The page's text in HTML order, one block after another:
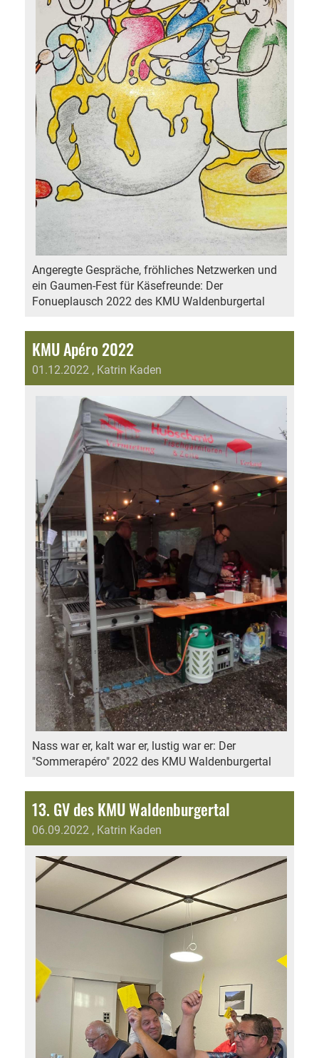
Angeregte Gespräche, fröhliches Netzwerken und
ein Gaumen-Fest für Käsefreunde: Der
Fonueplausch 2022 des KMU Waldenburgertal
KMU Apéro 2022
01.12.2022 , Katrin Kaden
Nass war er, kalt war er, lustig war er: Der
"Sommerapéro" 2022 des KMU Waldenburgertal
13. GV des KMU Waldenburgertal
06.09.2022 , Katrin Kaden